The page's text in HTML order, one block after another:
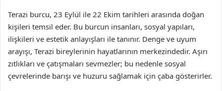
Terazi burcu, 23 Eylül ile 22 Ekim tarihleri arasında doğan
kişileri temsil eder. Bu burcun insanları, sosyal yapıları,
ilişkileri ve estetik anlayışları ile tanınır. Denge ve uyum
arayışı, Terazi bireylerinin hayatlarının merkezindedir. Aşırı
zıtlıkları ve çatışmaları sevmezler; bu nedenle sosyal
çevrelerinde barışı ve huzuru sağlamak için çaba gösterirler.